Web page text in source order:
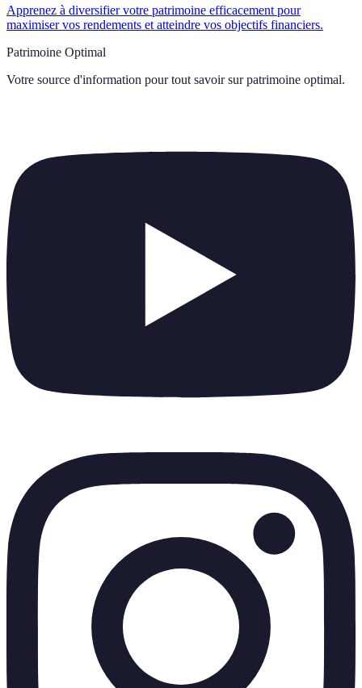
Apprenez à diversifier votre patrimoine efficacement pour
maximiser vos rendements et atteindre vos objectifs financiers.
Patrimoine Optimal
Votre source d'information pour tout savoir sur patrimoine optimal.